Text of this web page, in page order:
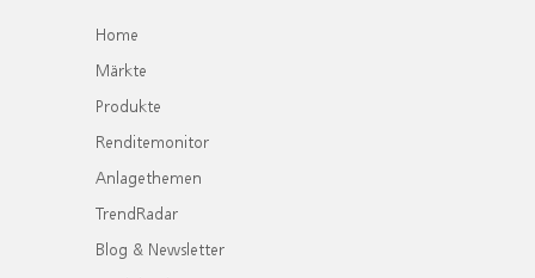
Home
Märkte
Produkte
Renditemonitor
Anlagethemen
TrendRadar
Blog & Newsletter